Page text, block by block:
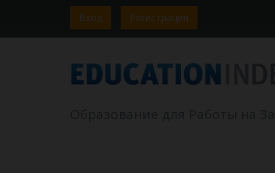
Вход Регистрация